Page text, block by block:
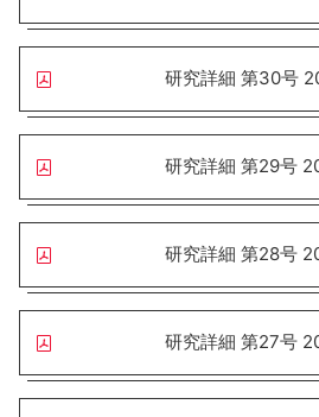
研究詳細 第30号
研究詳細 第29号
研究詳細 第28号
研究詳細 第27号